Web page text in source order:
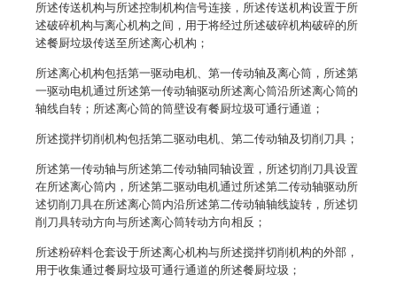
所述传送机构与所述控制机构信号连接，所述传送机构设置于所
述破碎机构与离心机构之间，用于将经过所述破碎机构破碎的所
述餐厨垃圾传送至所述离心机构；
所述离心机构包括第一驱动电机、第一传动轴及离心筒，所述第
一驱动电机通过所述第一传动轴驱动所述离心筒沿所述离心筒的
轴线自转；所述离心筒的筒壁设有餐厨垃圾可通行通道；
所述搅拌切削机构包括第二驱动电机、第二传动轴及切削刀具；
所述第一传动轴与所述第二传动轴同轴设置，所述切削刀具设置
在所述离心筒内，所述第二驱动电机通过所述第二传动轴驱动所
述切削刀具在所述离心筒内沿所述第二传动轴轴线旋转，所述切
削刀具转动方向与所述离心筒转动方向相反；
所述粉碎料仓套设于所述离心机构与所述搅拌切削机构的外部，
用于收集通过餐厨垃圾可通行通道的所述餐厨垃圾；